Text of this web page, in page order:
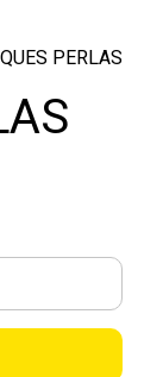
PERLAS